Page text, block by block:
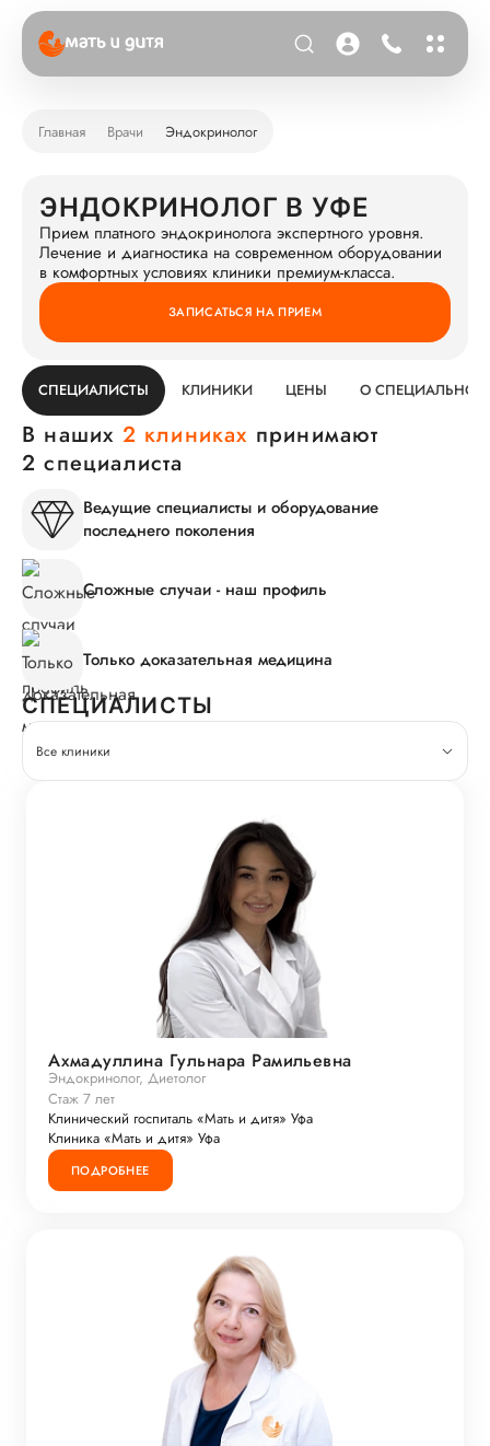
Главная Врачи Эндокринолог
ЭНДОКРИНОЛОГ В УФЕ
Прием платного эндокринолога экспертного уровня.
Лечение и диагностика на современном оборудовании
в комфортных условиях клиники премиум-класса.
ЗАПИСАТЬСЯ НА ПРИЕМ
СПЕЦИАЛИСТЫ КЛИНИКИ ЦЕНЫ О
В наших 2 клиниках принимают
2 специалиста
Ведущие специалисты и оборудование
последнего поколения
Сложные случаи - наш профиль
Только доказательная медицина
СПЕЦИАЛИСТЫ
Все клиники
Ахмадуллина Гульнара Рамильевна
Эндокринолог, Диетолог
Стаж 7 лет
Клинический госпиталь «Мать и дитя» Уфа
Клиника «Мать и дитя» Уфа
ПОДРОБНЕЕ